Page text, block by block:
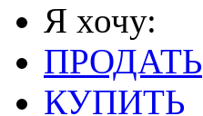
Я хочу:
ПРОДАТЬ
КУПИТЬ